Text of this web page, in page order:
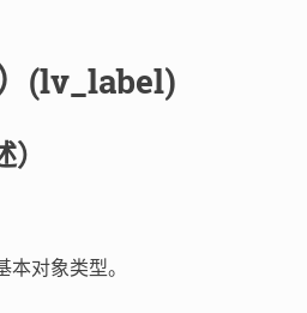
(lv_label)
本对象类型。